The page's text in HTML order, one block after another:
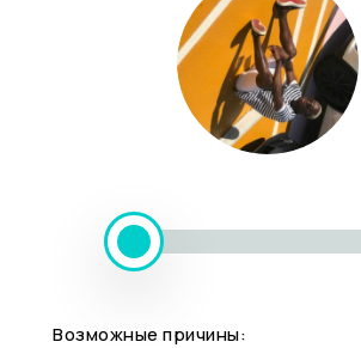
Возможные причины: